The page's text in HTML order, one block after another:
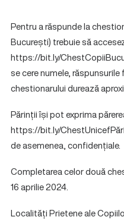
Pentru a răspunde la
București) trebuie să
https://bit.ly/
se cere numele,
chestionarului durează
Părinții își pot exprima
https://bit.ly/
de asemenea, confidențiale.
Completarea celor două
16 aprilie 2024.
Localități Prietene ale